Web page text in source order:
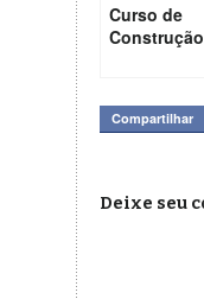
Curso de
Tibá Rio
22 a 25 de
Compartilhar
Deixe seu